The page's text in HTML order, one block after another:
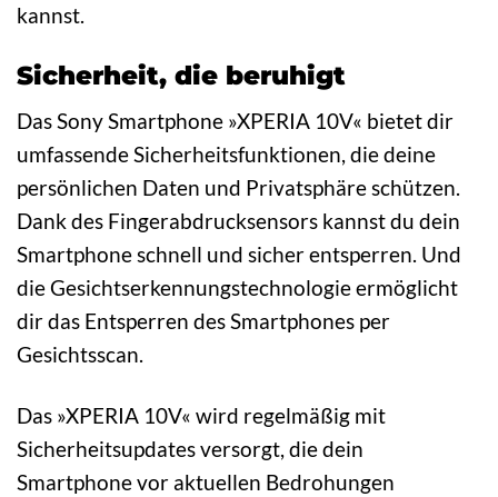
kannst.
Sicherheit, die beruhigt
Das Sony Smartphone »XPERIA 10V« bietet dir
umfassende Sicherheitsfunktionen, die deine
persönlichen Daten und Privatsphäre schützen.
Dank des Fingerabdrucksensors kannst du dein
Smartphone schnell und sicher entsperren. Und
die Gesichtserkennungstechnologie ermöglicht
dir das Entsperren des Smartphones per
Gesichtsscan.
Das »XPERIA 10V« wird regelmäßig mit
Sicherheitsupdates versorgt, die dein
Smartphone vor aktuellen Bedrohungen